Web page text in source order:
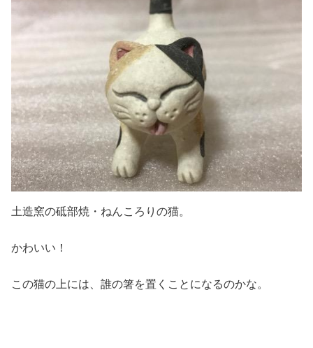
土造窯の砥部焼・ねんころりの猫。
かわいい！
この猫の上には、誰の箸を置くことになるのかな。